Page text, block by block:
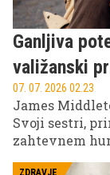
Ganljiva
valižanski
07. 07. 2026 02.23
James
Svoji sestri,
zahtevnem
ZDRAVJE